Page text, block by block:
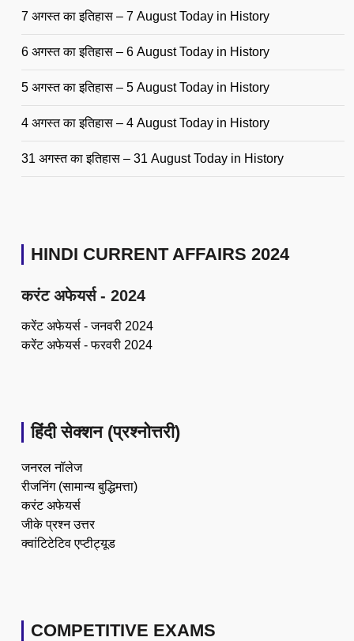
7 अगस्त का इतिहास – 7 August Today in History
6 अगस्त का इतिहास – 6 August Today in History
5 अगस्त का इतिहास – 5 August Today in History
4 अगस्त का इतिहास – 4 August Today in History
31 अगस्त का इतिहास – 31 August Today in History
HINDI CURRENT AFFAIRS 2024
करंट अफेयर्स - 2024
करेंट अफेयर्स - जनवरी 2024
करेंट अफेयर्स - फरवरी 2024
हिंदी सेक्शन (प्रश्नोत्तरी)
जनरल नॉलेज
रीजनिंग (सामान्य बुद्धिमत्ता)
करंट अफेयर्स
जीके प्रश्न उत्तर
क्वांटिटेटिव एप्टीट्यूड
COMPETITIVE EXAMS